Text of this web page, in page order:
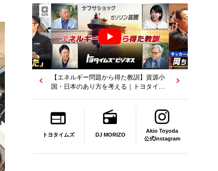
【エネルギー問題から得た教訓】資源小
国・日本のあり方を考える｜トヨタイム
トヨタイムズ DJ MORIZO
Akio Toyoda
公式Instagram